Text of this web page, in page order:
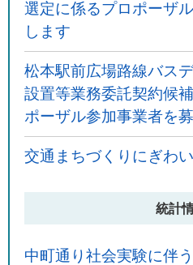
選定に係るプロポーザ
します
松本駅前広場路線バス
設置等業務委託契約候
ポーザル参加事業者を
交通まちづくりにぎわ
統計
中町通り社会実験に伴